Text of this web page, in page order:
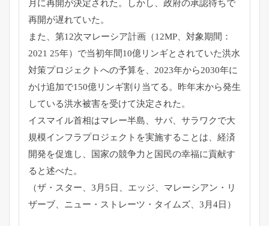
月に再開が決定された。しかし、 政府の承認待ちで
再開が遅れていた。
また、第12次マレーシア計画（12MP、対象期間：
2021 25年） で当初年間10億リンギとされていた洪水
対策プロジェクトへの予算を、 2023年から2030年に
かけ追加で150億リンギ割り当てる。昨年末から発生
している洪水被害を受けて決定された。
イスマイル首相はマレー半島、サバ、 サラワクで大
規模インフラプロジェクトを実施することは、 経済
開発を促進し、
国家の競争力と国民の幸福に貢献す
ると述べた。
（ザ・スター、3月5日、エッジ、マレーシアン・リ
ザーブ、 ニュー・ストレーツ・タイムズ、3月4日）